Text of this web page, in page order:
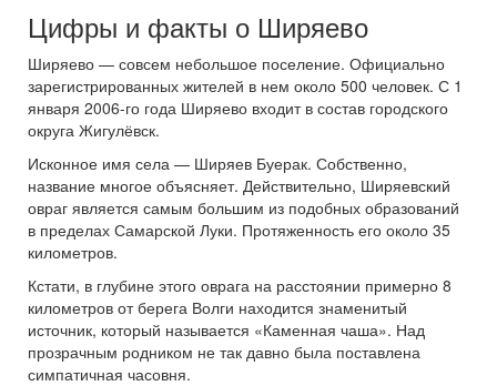
Цифры и факты о Ширяево
Ширяево — совсем небольшое поселение. Официально
зарегистрированных жителей в нем около 500 человек. С 1
января 2006-го года Ширяево входит в состав городского
округа Жигулёвск.
Исконное имя села — Ширяев Буерак. Собственно,
название многое объясняет. Действительно, Ширяевский
овраг является самым большим из подобных образований
в пределах Самарской Луки. Протяженность его около 35
километров.
Кстати, в глубине этого оврага на расстоянии примерно 8
километров от берега Волги находится знаменитый
источник, который называется «Каменная чаша». Над
прозрачным родником не так давно была поставлена
симпатичная часовня.